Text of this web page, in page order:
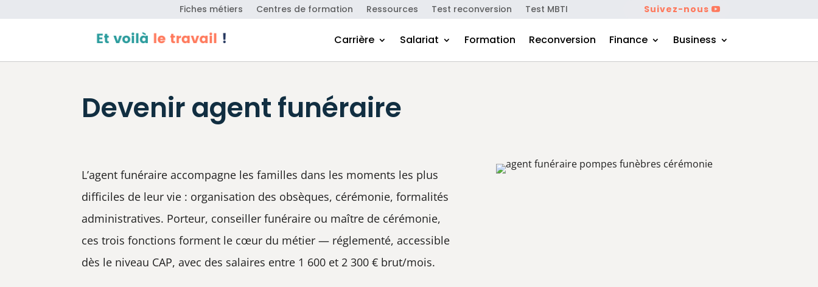
Fiches métiers Centres de formation Ressources Test reconversion Test MBTI Suivez-nous
Carrière Salariat Formation Reconversion Finance Business
Devenir agent funéraire
L’agent funéraire accompagne les familles dans les moments les plus
difficiles de leur vie : organisation des obsèques, cérémonie, formalités
administratives. Porteur, conseiller funéraire ou maître de cérémonie,
ces trois fonctions forment le cœur du métier — réglementé, accessible
dès le niveau CAP, avec des salaires entre 1 600 et 2 300 € brut/mois.